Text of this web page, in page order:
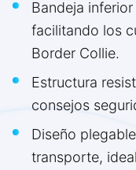
Bandeja
facilitando los
Border Collie.
Estructura
consejos
Diseño
transporte,